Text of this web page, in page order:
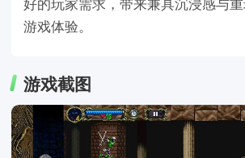
游戏体验。
游戏截图